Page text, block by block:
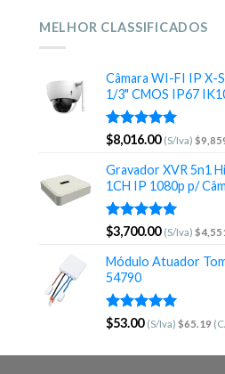
MELHOR CLASSIFICADOS
Câmara WI-FI IP X-
1/3" CMOS IP67
Avaliação
$8,016.00 (S/Iva) $
Gravador XVR 5n1
1CH IP 1080p p/
Avaliação
$3,700.00 (S/Iva) $
Módulo Atuador
54790
Avaliação
$53.00 (S/Iva) $65.19